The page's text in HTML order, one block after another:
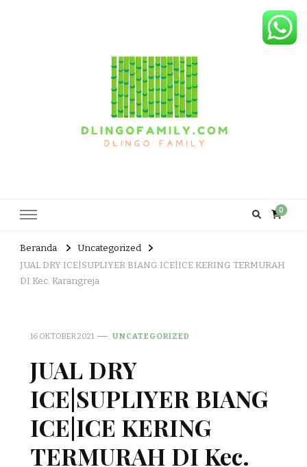
0
Beranda
Uncategorized
JUAL DRY ICE|SUPLIYER BIANG ICE|ICE KERING TERMURAH
DI Kec. Karangreja
16 OKTOBER 2021 UNCATEGORIZED
JUAL DRY
ICE|SUPLIYER BIANG
ICE|ICE KERING
TERMURAH DI Kec.